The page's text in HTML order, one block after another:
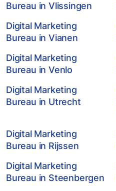
Bureau in Vlissingen
Digital Marketing
Bureau in Vianen
Digital Marketing
Bureau in Venlo
Digital Marketing
Bureau in Utrecht
Digital Marketing
Bureau in Rijssen
Digital Marketing
Bureau in Steenbergen